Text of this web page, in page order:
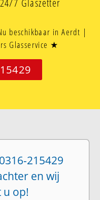
7 Glaszetter
beschikbaar in Aerdt |
Glasservice ★
215429
en wij
u op!